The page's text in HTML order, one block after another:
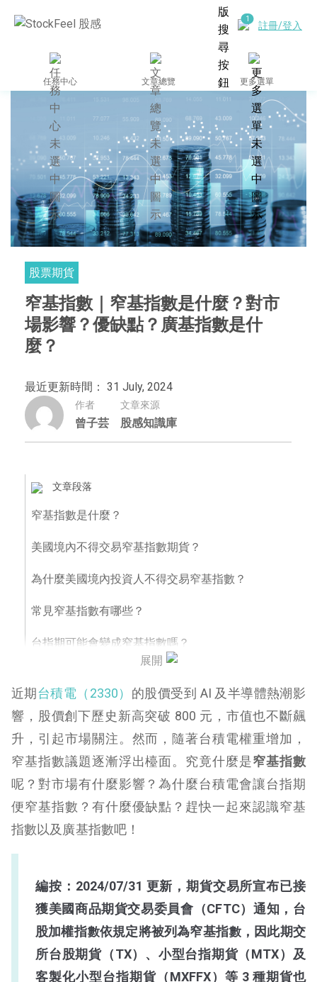
註冊/登入
任務中心 文章總覽 更多選單
股票期貨
窄基指數｜窄基指數是什麼？對市
場影響？優缺點？廣基指數是什
麼？
最近更新時間： 31 July, 2024
作者
曾子芸
文章來源
股感知識庫
文章段落
窄基指數是什麼？
美國境內不得交易窄基指數期貨？
為什麼美國境內投資人不得交易窄基指數？
常見窄基指數有哪些？
台指期可能會變成窄基指數嗎？
窄基指數優缺點
廣基指數是什麼？
常見廣基指數有哪些？
廣基指數優缺點
展開
近期台積電（2330） 的股價受到 AI 及半導體熱潮影
響，股價創下歷史新高突破 800 元，市值也不斷飆
升，引起市場關注。然而，隨著台積電權重增加，
窄基指數議題逐漸浮出檯面。究竟什麼是窄基指數
呢？對市場有什麼影響？為什麼台積電會讓台指期
便窄基指數？有什麼優缺點？趕快一起來認識窄基
指數以及廣基指數吧！
編按：2024/07/31 更新，期貨交易所宣布已接
獲美國商品期貨交易委員會（CFTC）通知，台
股加權指數依規定將被列為窄基指數，因此期交
所台股期貨（TX）、小型台指期貨（MTX）及
客製化小型台指期貨（MXFFX）等 3 種期貨也